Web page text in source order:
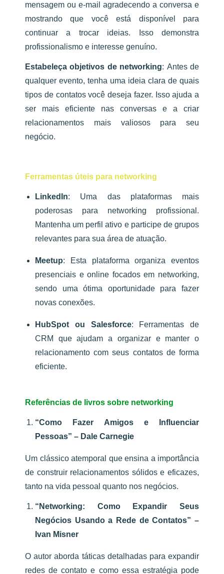
mensagem ou e-mail agradecendo a conversa e
mostrando que você está disponível para
continuar a trocar ideias. Isso demonstra
profissionalismo e interesse genuíno.
Estabeleça objetivos de networking: Antes de
qualquer evento, tenha uma ideia clara de quais
tipos de contatos você deseja fazer. Isso ajuda a
ser mais eficiente nas conversas e a criar
relacionamentos mais valiosos para seu
negócio.
Ferramentas úteis para networking
LinkedIn: Uma das plataformas mais
poderosas para networking profissional.
Mantenha um perfil ativo e participe de grupos
relevantes para sua área de atuação.
Meetup: Esta plataforma organiza eventos
presenciais e online focados em networking,
sendo uma ótima oportunidade para fazer
novas conexões.
HubSpot ou Salesforce: Ferramentas de
CRM que ajudam a organizar e manter o
relacionamento com seus contatos de forma
eficiente.
Referências de livros sobre networking
“Como Fazer Amigos e Influenciar
Pessoas” – Dale Carnegie
Um clássico atemporal que ensina a importância
de construir relacionamentos sólidos e eficazes,
tanto na vida pessoal quanto nos negócios.
“Networking: Como Expandir Seus
Negócios Usando a Rede de Contatos” –
Ivan Misner
O autor aborda táticas detalhadas para expandir
redes de contato e como essa estratégia pode